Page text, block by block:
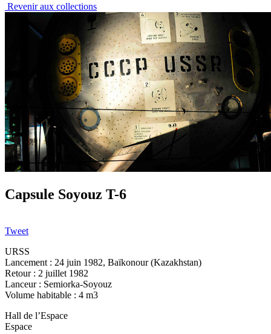
Revenir aux collections
Capsule Soyouz T-6
Tweet
URSS
Lancement : 24 juin 1982, Baïkonour (Kazakhstan)
Retour : 2 juillet 1982
Lanceur : Semiorka-Soyouz
Volume habitable : 4 m3
Hall de l’Espace
Espace